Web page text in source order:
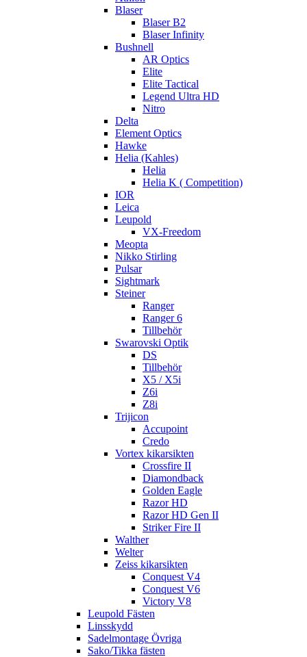
Blaser
Blaser B2
Blaser Infinity
Bushnell
AR Optics
Elite
Elite Tactical
Legend Ultra HD
Nitro
Delta
Element Optics
Hawke
Helia (Kahles)
Helia
Helia K ( Competition)
IOR
Leica
Leupold
VX-Freedom
Meopta
Nikko Stirling
Pulsar
Sightmark
Steiner
Ranger
Ranger 6
Tillbehör
Swarovski Optik
DS
Tillbehör
X5 / X5i
Z6i
Z8i
Trijicon
Accupoint
Credo
Vortex kikarsikten
Crossfire II
Diamondback
Golden Eagle
Razor HD
Razor HD Gen II
Striker Fire II
Walther
Welter
Zeiss kikarsikten
Conquest V4
Conquest V6
Victory V8
Leupold Fästen
Linsskydd
Sadelmontage Övriga
Sako/Tikka fästen